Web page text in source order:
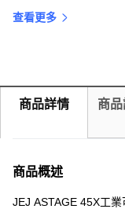
查看更多
商品詳情 商
商品概述
JEJ ASTAGE 45X工